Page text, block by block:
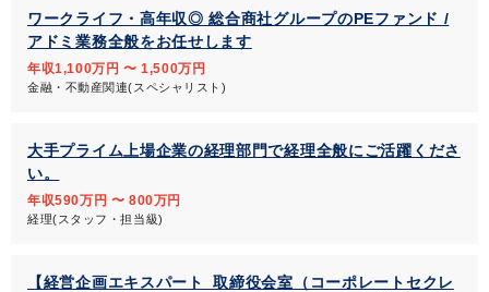
ワークライフ・高年収◎ 総合商社グループのPEファンド /
アドミ業務全般をお任せします
年収1,100万円 〜 1,500万円
金融・不動産関連(スペシャリスト)
大手プライム上場企業の経理部門で経理全般にご活躍くださ
い。
年収590万円 〜 800万円
経理(スタッフ・担当級)
【経営企画エキスパート_取締役会室（コーポレートセクレ